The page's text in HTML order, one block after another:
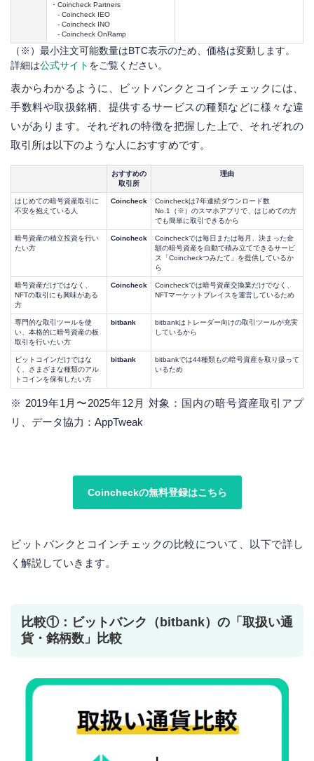
・Coincheck Partners
- Coincheck IEO
- Coincheck INO
- Coincheck OnRamp
（※）最小注文可能数量はBTC表示のため、価格は変動します。
詳細は公式サイト をご覧ください。
表からわかるように、ビットバンクとコインチェックには、
手数料や取扱銘柄、提供するサービスの種類などに様々な違
いがあります。それぞれの特徴を把握した上で、それぞれの
取引所は以下のような人におすすめです。
おすすめの
取引所
理由
はじめての暗号資産取引に
不安を抱えている人
Coincheck
Coincheckは7年連続ダウンロード数
No.1（※）のスマホアプリで、はじめての方
でも簡単に取引できるから
暗号資産の積立投資を行い
たい方
Coincheck
Coincheckでは毎日または毎月、決まった金
額の暗号資産を自動で積み立てできるサービ
ス「Coincheckつみたて」を提供しているか
ら
暗号資産だけではなく、
NFTの取引にも興味がある
方
Coincheck
Coincheckでは暗号資産交換業だけでなく、
NFTマーケットプレイスを運営しているため
専門的な取引ツールを使
い、本格的に暗号資産の板
取引を行いたい方
bitbank
bitbankはトレーダー向けの取引ツールが充実
しているから
ビットコインだけではな
く、さまざまな種類のアル
トコインを保有したい方
bitbank
bitbankでは44種類もの暗号資産を取り扱って
いるため
※ 2019年1月〜2025年12月 対象：国内の暗号資産取引アプ
リ、データ協力：AppTweak
Coincheckの無料登録はこちら
ビットバンクとコインチェックの比較について、以下で詳し
く解説していきます。
比較①：ビットバンク（bitbank）の「取扱い通
貨・銘柄数」比較